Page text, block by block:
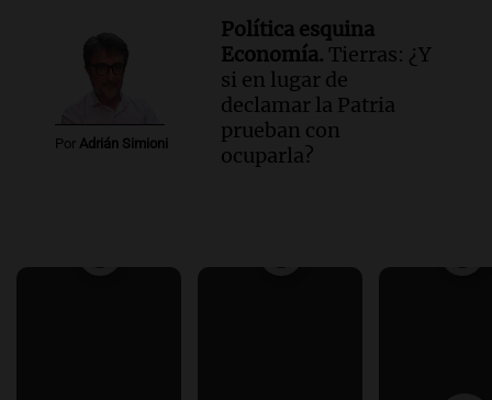
Por Adrián Simioni
Política esquina
Economía. Tierras: ¿Y
si en lugar de
declamar la Patria
prueban con
ocuparla?